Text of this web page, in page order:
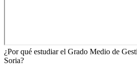
¿Por qué estudiar el Grado Medio de
Soria?